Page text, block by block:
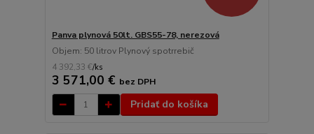
Panva plynová 50lt. GBS55-78, nerezová
Objem: 50 litrov Plynový spotrrebič
4 392,33 €/ks
3 571,00 € bez DPH
Pridať do košíka